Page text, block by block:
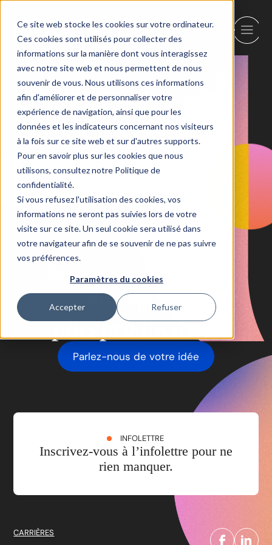
Ce site web stocke les cookies sur votre ordinateur.
Ces cookies sont utilisés pour collecter des
informations sur la manière dont vous interagissez
avec notre site web et nous permettent de nous
souvenir de vous. Nous utilisons ces informations
afin d'améliorer et de personnaliser votre
expérience de navigation, ainsi que pour les
données et les indicateurs concernant nos visiteurs
à la fois sur ce site web et sur d'autres supports.
Pour en savoir plus sur les cookies que nous
utilisons, consultez notre Politique de
confidentialité.
Si vous refusez l'utilisation des cookies, vos
informations ne seront pas suivies lors de votre
visite sur ce site. Un seul cookie sera utilisé dans
votre navigateur afin de se souvenir de ne pas suivre
vos préférences.
Paramètres du cookies
Accepter Refuser
Listing –
Blogs
Prêt à rendre votre
entreprise
plus productive?
Parlez-nous de votre idée
INFOLETTRE
Inscrivez-vous à l’infolettre pour ne
rien manquer.
CARRIÈRES